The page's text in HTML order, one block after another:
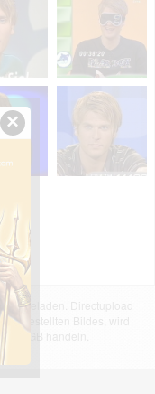
Directupload
Bildes, wird
AGB handeln.
×